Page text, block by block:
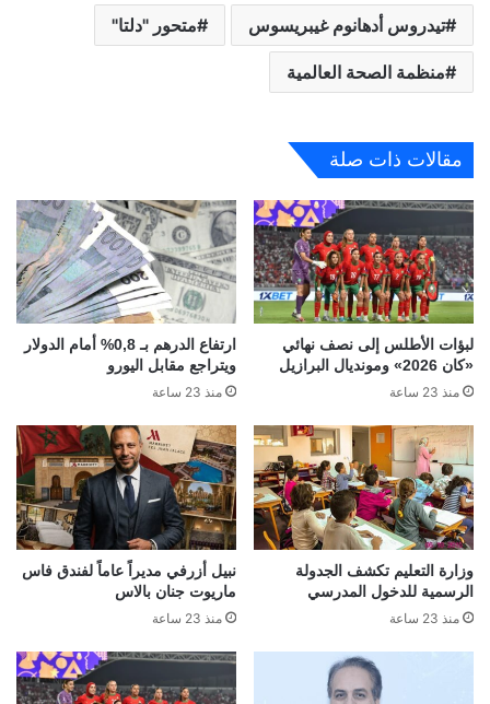
تيدروس أدهانوم غيبريسوس متحور "دلتا"
منظمة الصحة العالمية
مقالات ذات صلة
لبؤات الأطلس إلى نصف نهائي
«كان 2026» ومونديال البرازيل
منذ 23 ساعة
ارتفاع الدرهم بـ 0,8% أمام الدولار
ويتراجع مقابل اليورو
منذ 23 ساعة
وزارة التعليم تكشف الجدولة
الرسمية للدخول المدرسي
منذ 23 ساعة
نبيل أزرفي مديراً عاماً لفندق فاس
ماريوت جنان بالاس
منذ 23 ساعة